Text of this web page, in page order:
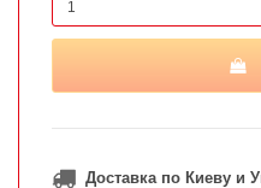
Доставка по Киеву и